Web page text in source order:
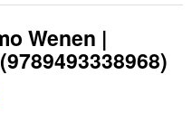
Wenen |
(9789493338968)